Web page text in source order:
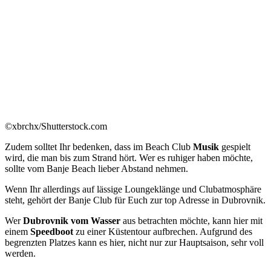
©xbrchx/Shutterstock.com
Zudem solltet Ihr bedenken, dass im Beach Club Musik gespielt
wird, die man bis zum Strand hört. Wer es ruhiger haben möchte,
sollte vom Banje Beach lieber Abstand nehmen.
Wenn Ihr allerdings auf lässige Loungeklänge und Clubatmosphäre
steht, gehört der Banje Club für Euch zur top Adresse in Dubrovnik.
WerDubrovnik vom Wasser aus betrachten möchte, kann hier mit
einem Speedboot zu einer Küstentour aufbrechen. Aufgrund des
begrenzten Platzes kann es hier, nicht nur zur Hauptsaison, sehr voll
werden.